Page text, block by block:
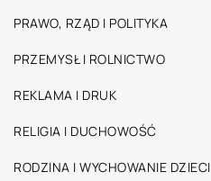
PRAWO, RZĄD I POLITYKA
PRZEMYSŁ I ROLNICTWO
REKLAMA I DRUK
RELIGIA I DUCHOWOŚĆ
RODZINA I WYCHOWANIE DZIECI